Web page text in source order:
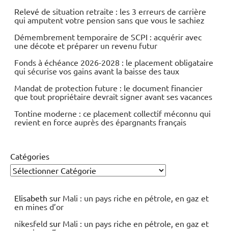
Relevé de situation retraite : les 3 erreurs de carrière
qui amputent votre pension sans que vous le sachiez
Démembrement temporaire de SCPI : acquérir avec
une décote et préparer un revenu futur
Fonds à échéance 2026-2028 : le placement obligataire
qui sécurise vos gains avant la baisse des taux
Mandat de protection future : le document financier
que tout propriétaire devrait signer avant ses vacances
Tontine moderne : ce placement collectif méconnu qui
revient en force auprès des épargnants français
Catégories
Elisabeth sur Mali : un pays riche en pétrole, en gaz et
en mines d’or
nikesfeld sur Mali : un pays riche en pétrole, en gaz et